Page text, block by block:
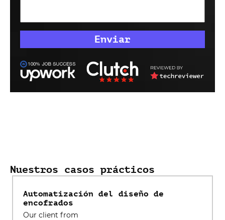
Nuestros casos prácticos
Automatización del diseño de
encofrados
Our client from